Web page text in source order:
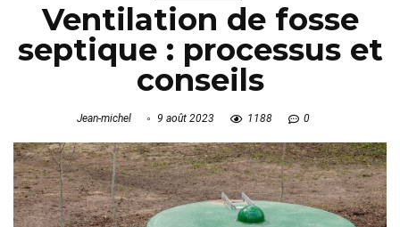
Ventilation de fosse
septique : processus et
conseils
Jean-michel 9 août 2023 1188 0